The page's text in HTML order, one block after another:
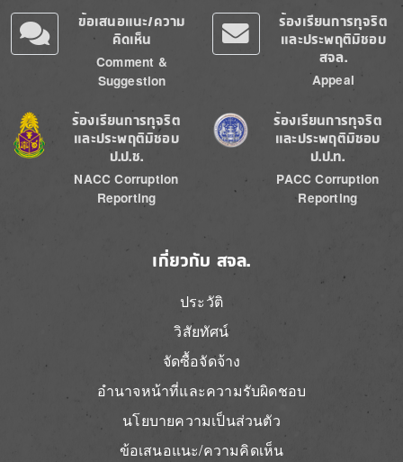
ข้อเสนอแนะ/ความ
คิดเห็น
Comment &
Suggestion
ร้องเรียนการทุจริต
และประพฤติมิชอบ
สจล.
Appeal
Image
ร้องเรียนการทุจริต
และประพฤติมิชอบ
ป.ป.ช.
NACC Corruption
Reporting
Image
ร้องเรียนการทุจริต
และประพฤติมิชอบ
ป.ป.ท.
PACC Corruption
Reporting
เกี่ยวกับ สจล.
ประวัติ
วิสัยทัศน์
จัดซื้อจัดจ้าง
อำนาจหน้าที่และความรับผิดชอบ
นโยบายความเป็นส่วนตัว
ข้อเสนอแนะ/ความคิดเห็น